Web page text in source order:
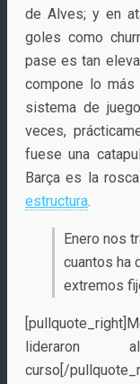
de Alves; y en
goles como
pase es tan
compone lo más
sistema de
veces,
fuese una
Barça es la
estructura.
Enero nos
cuantos ha
extremos
curso[/